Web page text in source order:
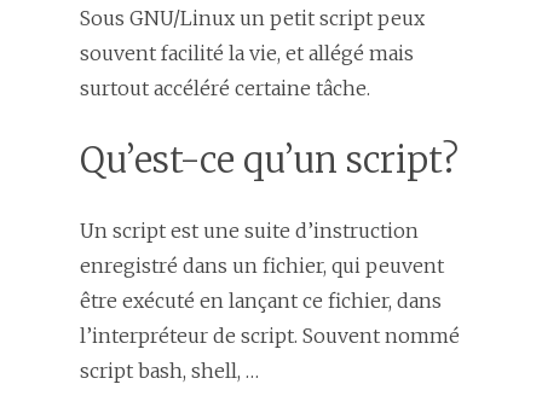
Sous GNU/Linux un petit script peux
souvent facilité la vie, et allégé mais
surtout accéléré certaine tâche.
Qu’est-ce qu’un script?
Un script est une suite d’instruction
enregistré dans un fichier, qui peuvent
être exécuté en lançant ce fichier, dans
l’interpréteur de script. Souvent nommé
script bash, shell, …